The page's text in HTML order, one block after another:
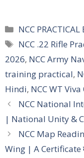
Categories
NCC
Tags
NCC .22 Rifle
2026, NCC Army
training practical,
Hindi, NCC WT
NCC National
| National Unity &
NCC Map
Wing | A Certificate